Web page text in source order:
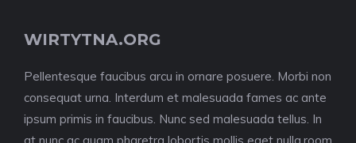
WIRTYTNA.ORG
Pellentesque faucibus arcu in ornare posuere. Morbi non
consequat urna. Interdum et malesuada fames ac ante
ipsum primis in faucibus. Nunc sed malesuada tellus. In